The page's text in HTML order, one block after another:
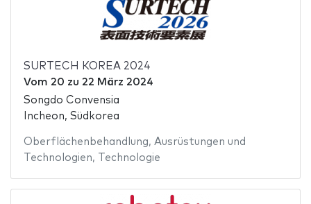
SURTECH KOREA 2024
Vom 20 zu 22 März 2024
Songdo Convensia
Incheon, Südkorea
Oberflächenbehandlung, Ausrüstungen und
Technologien, Technologie